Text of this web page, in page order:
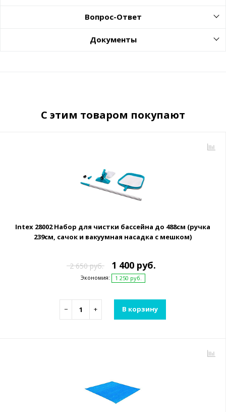
Вопрос-Ответ
Документы
С этим товаром покупают
Intex 28002 Набор для чистки бассейна до 488см (ручка
239см, сачок и вакуумная насадка с мешком)
2 650 руб. 1 400 руб.
Экономия: 1 250 руб.
− + В корзину